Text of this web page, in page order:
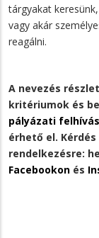
tárgyakat
vagy akár
reagálni.
A nevezés
kritériumok és
pályázati
érhető el.
rendelkezésre:
Facebookon és